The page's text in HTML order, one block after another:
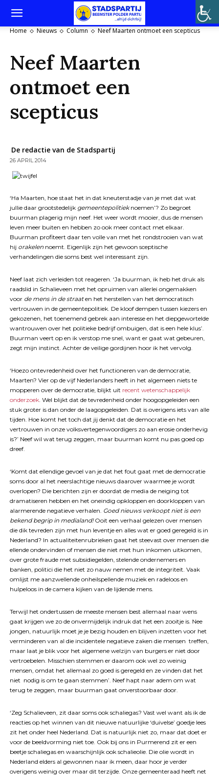
Home Nieuws Column Neef Maarten ontmoet een scepticus
Neef Maarten
ontmoet een
scepticus
De redactie van de Stadspartij
26 APRIL 2014
‘Ha Maarten, hoe staat het in dat kneuterstadje van je met dat wat
jullie daar grootstedelijk gemeentepolitieknoemen’? Zo begroet
buurman plagerig mijn neef. Het weer wordt mooier, dus de mensen
leven meer buiten en hebben zo ook meer contact met elkaar.
Buurman profiteert daar ten volle van met het rondstrooien van wat
hij orakelen noemt. Eigenlijk zijn het gewoon sceptische
verhandelingen die soms best wel interessant zijn.
Neef laat zich verleiden tot reageren. ‘Ja buurman, ik heb het druk als
raadslid in Schalieveen met het opruimen van allerlei ongemakken
voor de mens in de straaten het herstellen van het democratisch
vertrouwen in de gemeentepolitiek. De kloof dempen tussen kiezers en
gekozenen, het toenemend gebrek aan interesse en het diepgewortelde
wantrouwen over het politieke bedrijf ombuigen, dat is een hele klus’.
Buurman veert op en ik verstop me snel, want er gaat wat gebeuren,
zegt mijn instinct. Achter de veilige gordijnen hoor ik het vervolg.
‘Hoezo ontevredenheid over het functioneren van de democratie,
Maarten? Vier op de vijf Nederlanders heeft in het algemeen niets te
mopperen over de democratie, blijkt uit recent wetenschappelijk
onderzoek. Wel blijkt dat de tevredenheid onder hoogopgeleiden een
stuk groter is dan onder de laagopgeleiden. Dat is overigens iets van alle
tijden. Hoe komt het toch dat jij denkt dat de democratie en het
vertrouwen in onze volksvertegenwoordigers zo aan erosie onderhevig
is?’ Neef wil wat terug zeggen, maar buurman komt nu pas goed op
dreef.
‘Komt dat ellendige gevoel van je dat het fout gaat met de democratie
soms door al het neerslachtige nieuws daarover waarmee je wordt
overlopen? Die berichten zijn er doordat de media de neiging tot
dramatiseren hebben en het oneindig opkloppen en doorkloppen van
alarmerende negatieve verhalen. Goed nieuws verkoopt niet is een
bekend begrip in medialand!Ooit een verhaal gelezen over mensen
die dik tevreden zijn met hun leventje en alles wat er goed geregeld is in
Nederland? In actualiteitenrubrieken gaat het steevast over mensen die
ellende ondervinden of mensen die niet met hun inkomen uitkomen,
over grote fraude met subsidiegelden, stelende ondernemers en
banken, politici die het niet zo nauw nemen met de integriteit. Vaak
omlijst me aanzwellende onheilspellende muziek en radeloos en
hulpeloos in de camera kijken van de lijdende mens.
Terwijl het ondertussen de meeste mensen best allemaal naar wens
gaat krijgen we zo de onvermijdelijk indruk dat het een zooitje is. Nee
jongen, natuurlijk moet je je bezig houden en blijven inzetten voor het
verminderen van al die incidentele negatieve zaken die mensen treffen,
maar laat je blik voor het algemene welzijn van burgers er niet door
vertroebelen. Misschien stemmen er daarom ook wel zo weinig
mensen, omdat het allemaal zo goed is geregeld en ze vinden dat het
niet nodig is om te gaan stemmen’. Neef hapt naar adem om wat
terug te zeggen, maar buurman gaat onverstoorbaar door.
‘Zeg Schalieveen, zit daar soms ook schaliegas? Vast wel want als ik de
reacties op het winnen van dit nieuwe natuurlijke ‘duivelse’ goedje lees
zit het onder heel Nederland. Dat is natuurlijk niet zo, maar dat doet er
voor de beeldvorming niet toe. Ook bij ons in Purmerend zit er een
beetje schaliegas en waarschijnlijk ook schalieolie. Die olie wordt in
Nederland elders al gewonnen naar ik meen, daar hoor je verder
overigens weinig over maar dit terzijde. Onze gemeenteraad heeft net